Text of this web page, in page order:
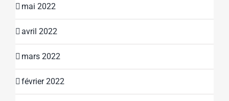
mai 2022
avril 2022
mars 2022
février 2022